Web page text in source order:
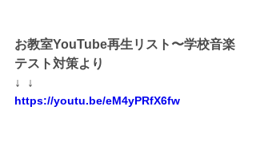
お教室YouTube再生リスト〜学校音楽
テスト対策より
↓  ↓
https://youtu.be/eM4yPRfX6fw